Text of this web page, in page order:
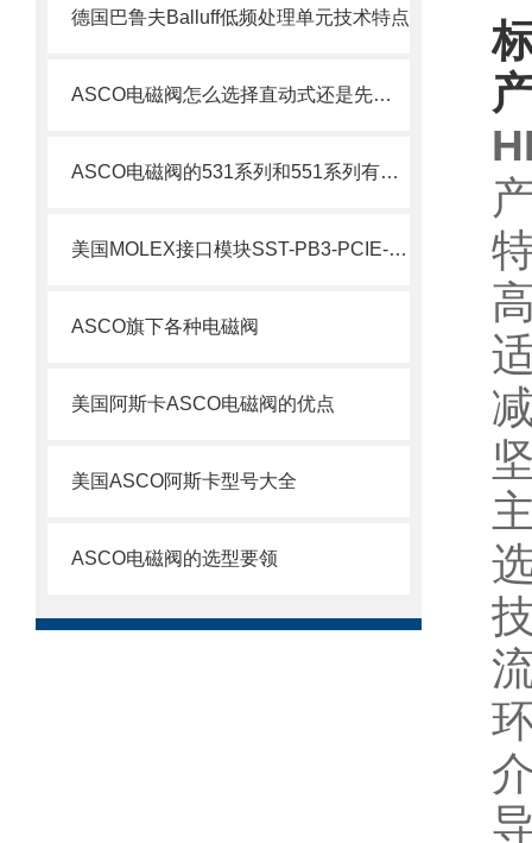
德国巴鲁夫Balluff低频处理单元技术特点
ASCO电磁阀怎么选择直动式还是先导式？
ASCO电磁阀的531系列和551系列有什么差别
美国MOLEX接口模块SST-PB3-PCIE-2 产品解析
ASCO旗下各种电磁阀
美国阿斯卡ASCO电磁阀的优点
美国ASCO阿斯卡型号大全
ASCO电磁阀的选型要领